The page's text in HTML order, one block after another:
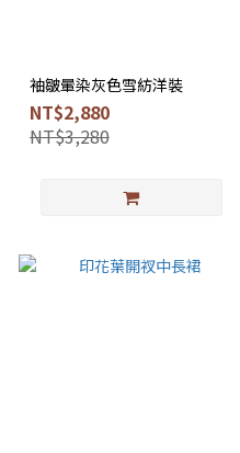
袖皺暈染灰色雪紡洋裝
NT$2,880
NT$3,280